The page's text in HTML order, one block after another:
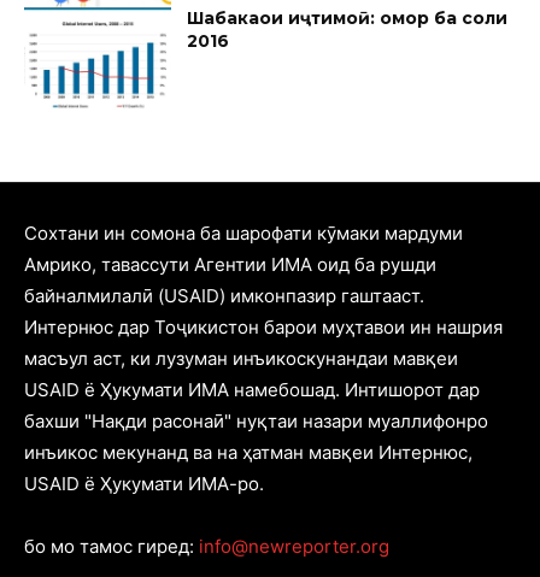
Шабакаҳои иҷтимоӣ: омор ба соли
2016
Cохтани ин сомона ба шарофати кӯмаки мардуми
Амрико, тавассути Агентии ИМА оид ба рушди
байналмилалӣ (USAID) имконпазир гаштааст.
Интернюс дар Тоҷикистон барои муҳтавои ин нашрия
масъул аст, ки лузуман инъикоскунандаи мавқеи
USAID ё Ҳукумати ИМА намебошад. Интишорот дар
бахши "Нақди расонаӣ" нуқтаи назари муаллифонро
инъикос мекунанд ва на ҳатман мавқеи Интернюс,
USAID ё Ҳукумати ИМА-ро.
бо мо тамос гиред: info@newreporter.org